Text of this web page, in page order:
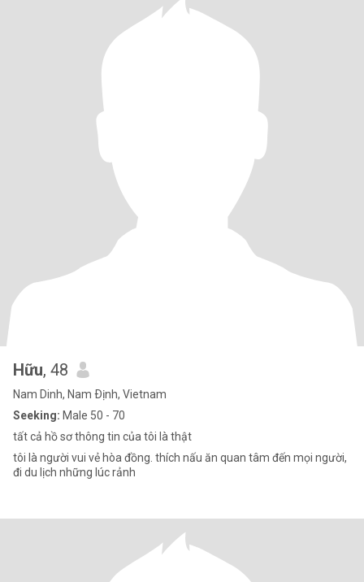
Hữu, 48
Nam Dinh, Nam Ðịnh, Vietnam
Seeking: Male 50 - 70
tất cả hồ sơ thông tin của tôi là thật
tôi là người vui vẻ hòa đồng. thích nấu ăn quan tâm đến mọi người,
đi du lịch những lúc rảnh